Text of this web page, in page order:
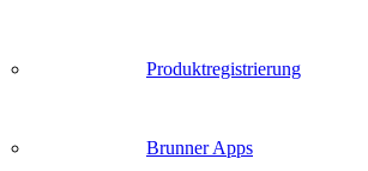
Produktregistrierung
Brunner Apps